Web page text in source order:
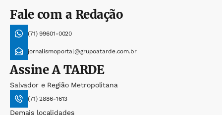
Fale com a Redação
(71) 99601-0020
jornalismoportal@grupoatarde.com.br
AssineA TARDE
Salvador e Região Metropolitana
(71) 2886-1613
Demais localidades